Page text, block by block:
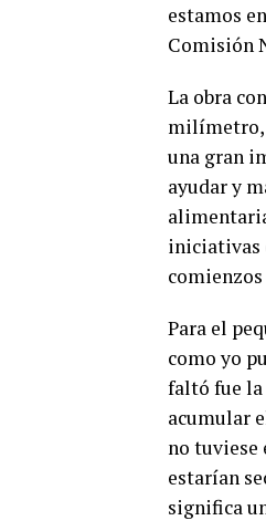
estamos
Comisión
La obra
milímetro,
una gran
ayudar y
iniciativas
comienzos
Para el
como yo
faltó fue la
acumular
no tuviese
estarían
significa